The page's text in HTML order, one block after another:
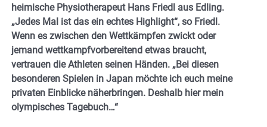
heimische Physiotherapeut Hans Friedl aus Edling.
„Jedes Mal ist das ein echtes Highlight“, so Friedl.
Wenn es zwischen den Wettkämpfen zwickt oder
jemand wettkampfvorbereitend etwas braucht,
vertrauen die Athleten seinen Händen. „Bei diesen
besonderen Spielen in Japan möchte ich euch meine
privaten Einblicke näherbringen. Deshalb hier mein
olympisches Tagebuch…“